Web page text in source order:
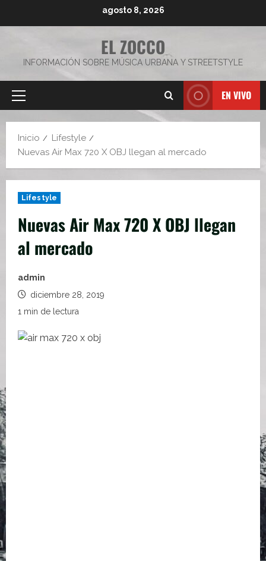
agosto 8, 2026
EL ZOCCO
INFORMACIÓN SOBRE MÚSICA URBANA Y STREETSTYLE
Menú
EN VIVO
Inicio
Lifestyle
Nuevas Air Max 720 X OBJ llegan al mercado
Lifestyle
Nuevas Air Max 720 X OBJ llegan
al mercado
admin
diciembre 28, 2019
1 min de lectura